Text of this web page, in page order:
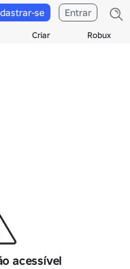
Criar Robux
se Entrar
acessível